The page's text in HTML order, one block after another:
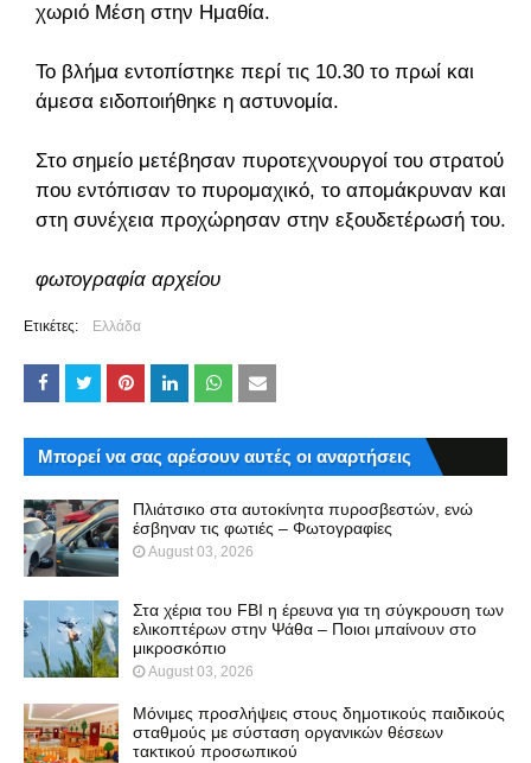
χωριό Μέση στην Ημαθία.
Το βλήμα εντοπίστηκε περί τις 10.30 το πρωί και
άμεσα ειδοποιήθηκε η αστυνομία.
Στο σημείο μετέβησαν πυροτεχνουργοί του στρατού
που εντόπισαν το πυρομαχικό, το απομάκρυναν και
στη συνέχεια προχώρησαν στην εξουδετέρωσή του.
φωτογραφία αρχείου
Ετικέτες: Ελλάδα
Μπορεί να σας αρέσουν αυτές οι αναρτήσεις
Πλιάτσικο στα αυτοκίνητα πυροσβεστών, ενώ
έσβηναν τις φωτιές – Φωτογραφίες
August 03, 2026
Στα χέρια του FBI η έρευνα για τη σύγκρουση των
ελικοπτέρων στην Ψάθα – Ποιοι μπαίνουν στο
μικροσκόπιο
August 03, 2026
Μόνιμες προσλήψεις στους δημοτικούς παιδικούς
σταθμούς με σύσταση οργανικών θέσεων
τακτικού προσωπικού